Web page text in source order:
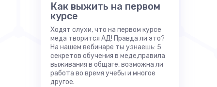
Как выжить на первом
курсе
Ходят слухи, что на первом курсе
меда творится АД! Правда ли это?
На нашем вебинаре ты узнаешь: 5
секретов обучения в меде,правила
выживания в общаге, возможна ли
работа во время учебы и многое
другое.